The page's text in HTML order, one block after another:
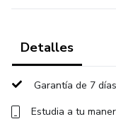
los días.
Detalles
Garantía de 7 días
Estudia a tu